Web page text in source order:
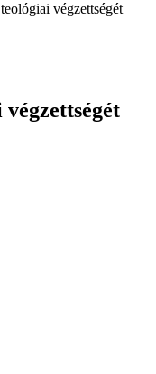
végzettségét